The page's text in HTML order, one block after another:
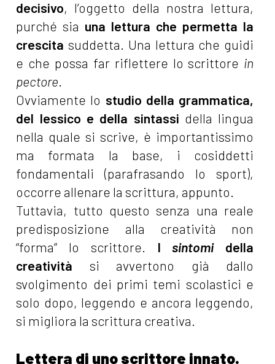
decisivo, l’oggetto della nostra lettura,
purché sia una lettura che permetta la
crescita suddetta. Una lettura che guidi
e che possa far riflettere lo scrittore in
pectore.
Ovviamente lo studio della grammatica,
del lessico e della sintassi della lingua
nella quale si scrive, è importantissimo
ma formata la base, i cosiddetti
fondamentali (parafrasando lo sport),
occorre allenare la scrittura, appunto.
Tuttavia, tutto questo senza una reale
predisposizione alla creatività non
“forma” lo scrittore. Isintomidella
creatività si avvertono già dallo
svolgimento dei primi temi scolastici e
solo dopo, leggendo e ancora leggendo,
si migliora la scrittura creativa.
Lettera di uno scrittore innato.